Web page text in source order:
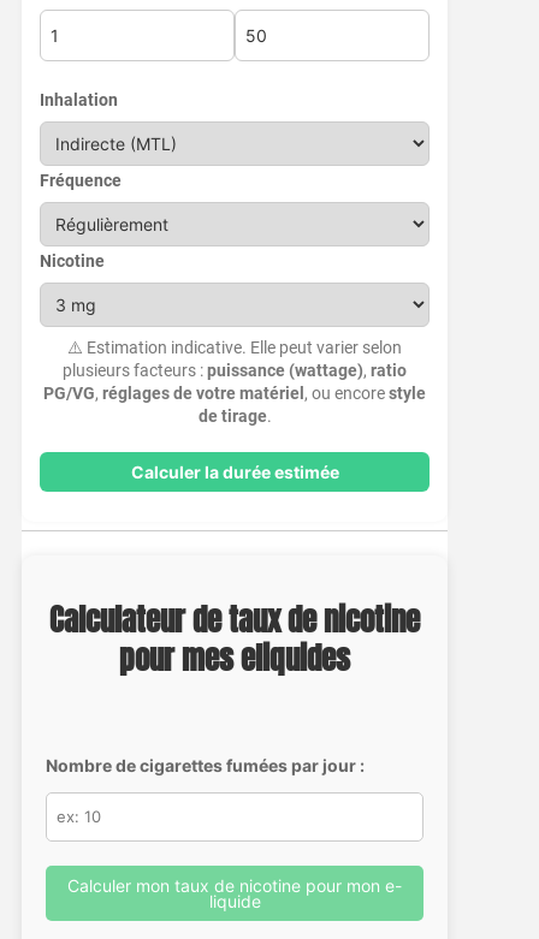
Inhalation
Fréquence
Nicotine
⚠️ Estimation indicative. Elle peut varier selon
plusieurs facteurs :puissance (wattage),ratio
PG/VG,réglages de votre matériel , ou encorestyle
de tirage.
Calculer la durée estimée
Calculateur de taux de nicotine
pour mes eliquides
Nombre de cigarettes fumées par jour :
Calculer mon taux de nicotine pour mon e-
liquide